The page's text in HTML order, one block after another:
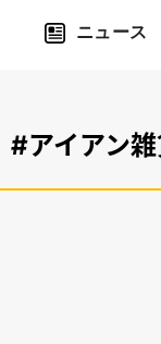
ニュース
#アイアン